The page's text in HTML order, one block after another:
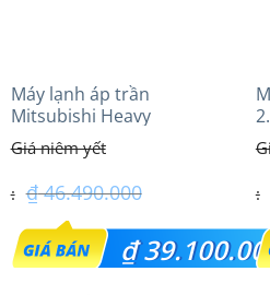
Máy lạnh áp trần
Mitsubishi Heavy
FDE100VG (4.0Hp) Cao cấp
– 1 Pha
₫46.490.000
Giá
gốc
₫